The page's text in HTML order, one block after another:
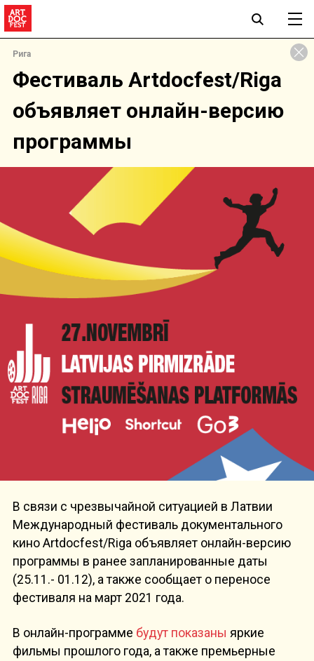
Рига
Фестиваль Artdocfest/Riga
объявляет онлайн-версию
программы
В связи с чрезвычайной ситуацией в Латвии
Международный фестиваль документального
кино Artdocfest/Riga объявляет онлайн-версию
программы в ранее запланированные даты
(25.11.- 01.12), а также сообщает о переносе
фестиваля на март 2021 года.
В онлайн-программе будут показаны яркие
фильмы прошлого года, а также премьерные